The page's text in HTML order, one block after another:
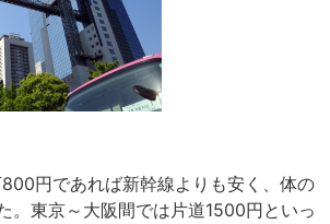
円であれば新幹線よりも安く、体の
。東京～大阪間では片道1500円といっ